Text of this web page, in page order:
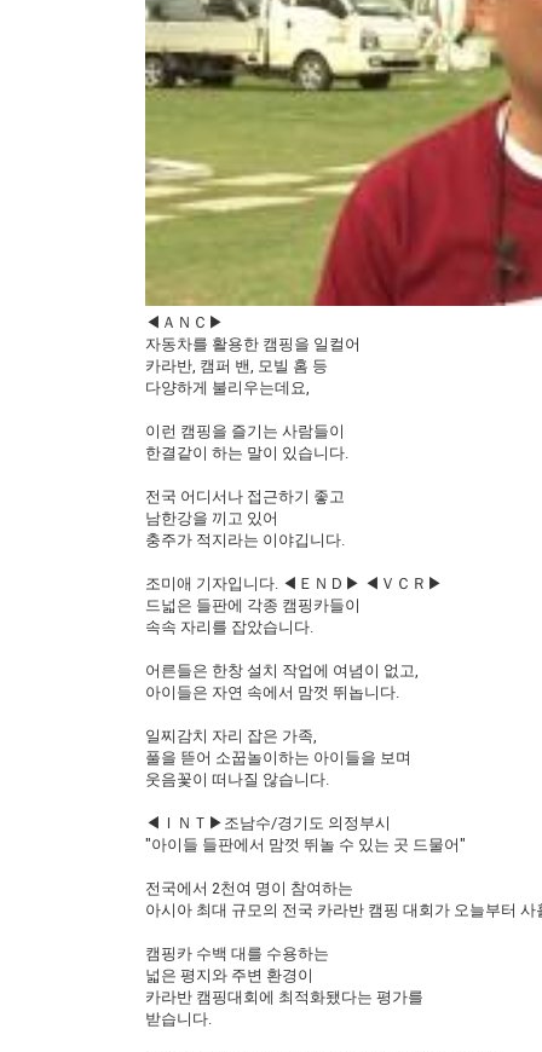
◀ＡＮＣ▶
자동차를 활용한 캠핑을 일컬어
카라반, 캠퍼 밴, 모빌 홈 등
다양하게 불리우는데요,
이런 캠핑을 즐기는 사람들이
한결같이 하는 말이 있습니다.
전국 어디서나 접근하기 좋고
남한강을 끼고 있어
충주가 적지라는 이야깁니다.
조미애 기자입니다. ◀ＥＮＤ▶ ◀ＶＣＲ▶
드넓은 들판에 각종 캠핑카들이
속속 자리를 잡았습니다.
어른들은 한창 설치 작업에 여념이 없고,
아이들은 자연 속에서 맘껏 뛰놉니다.
일찌감치 자리 잡은 가족,
풀을 뜯어 소꿉놀이하는 아이들을 보며
웃음꽃이 떠나질 않습니다.
◀ＩＮＴ▶조남수/경기도 의정부시
"아이들 들판에서 맘껏 뛰놀 수 있는 곳 드물어"
전국에서 2천여 명이 참여하는
아시아 최대 규모의 전국 카라반 캠핑 대회가 오늘부터
캠핑카 수백 대를 수용하는
넓은 평지와 주변 환경이
카라반 캠핑대회에 최적화됐다는 평가를
받습니다.